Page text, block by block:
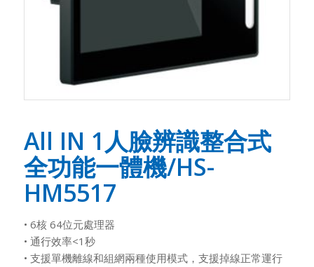
All IN 1人臉辨識整合式
全功能一體機/HS-
HM5517
• 6核 64位元處理器
• 通行效率<1秒
• 支援單機離線和組網兩種使用模式，支援掉線正常運行